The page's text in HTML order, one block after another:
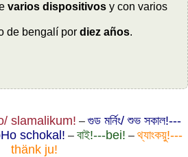
varios dispositivos y con varios
de bengalí por diez años.
slamalikum! – গুড মর্নিং/ শুভ সকাল!---
schokal! – বাই!---bei! – থ্যাংকয়ু!---
thänk ju!